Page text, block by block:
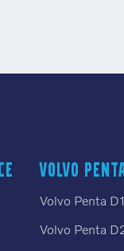
Volvo
Volvo Penta
Volvo Penta